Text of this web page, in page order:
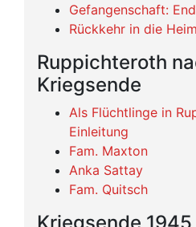
Gefangenschaft:
Rückkehr in die
Ruppichteroth
Kriegsende
Als Flüchtlinge in
Einleitung
Fam. Maxton
Anka Sattay
Fam. Quitsch